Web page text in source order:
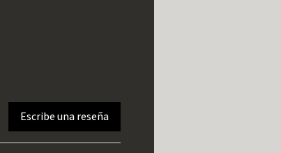
Escribe una reseña